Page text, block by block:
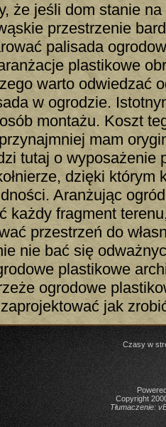
że jeśli dom stanie na
przestrzenie
palisada
plastikowe
warto odwiedzać
w ogrodzie.
montażu. Koszt
mam
tutaj o wyposażenie
dzięki którym
Aranżując
każdy fragment
przestrzeń do
nie bać się
plastikowe
ogrodowe
jak
Czasy w
Copyright
Tłumaczenie: